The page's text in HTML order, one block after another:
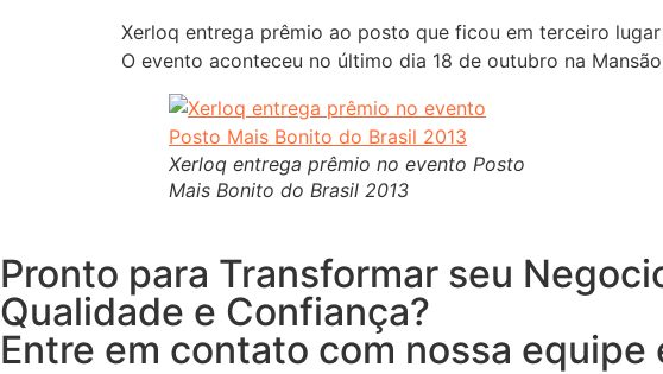
Xerloq entrega prêmio ao posto que ficou em terceiro
O evento aconteceu no último dia 18 de outubro na
Xerloq entrega prêmio no evento Posto
Mais Bonito do Brasil 2013
Pronto para Transformar seu
Qualidade e Confiança?
Entre em contato com nossa